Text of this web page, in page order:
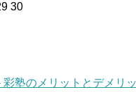
30
彩塾のメリットとデメリ